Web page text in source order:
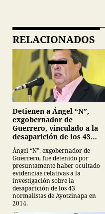
RELACIONADOS
Detienen a Ángel “N”,
exgobernador de
Guerrero, vinculado a la
desaparición de los 43
normalistas de
Ayotzinapa
Ángel “N”, exgobernador de
Guerrero, fue detenido por
presuntamente haber ocultado
evidencias relativas a la
investigación sobre la
desaparición de los 43
normalistas de Ayotzinapa en
2014.